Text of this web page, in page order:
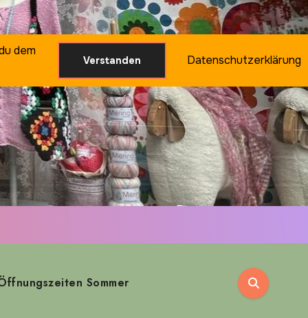
Sommer
dem
Verstanden Datenschutzerklärung